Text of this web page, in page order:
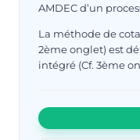
AMDEC d’un
La méthode de
2ème onglet) est
intégré (Cf. 3ème